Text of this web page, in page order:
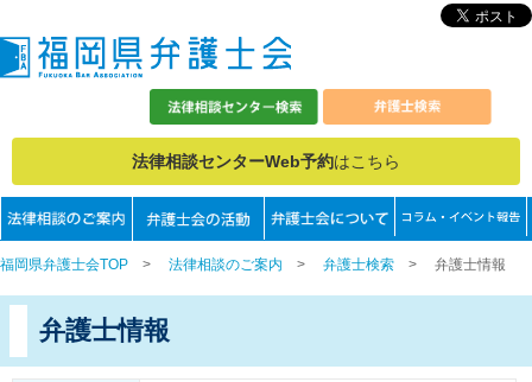
法律相談センターWeb予約はこちら
福岡県弁護士会TOP > 法律相談のご案内 > 弁護士検索 > 弁護士情報
弁護士情報